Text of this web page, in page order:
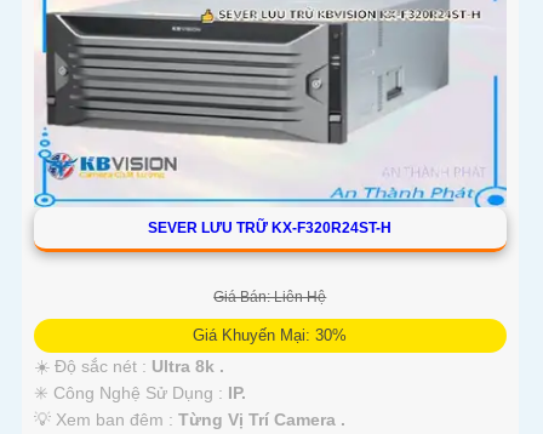
SEVER LƯU TRỮ KX-F320R24ST-H
Giá Bán: Liên Hệ
Giá Khuyến Mại: 30%
☀️ Độ sắc nét : Ultra 8k .
✳️ Công Nghệ Sử Dụng : IP.
💡 Xem ban đêm : Từng Vị Trí Camera .